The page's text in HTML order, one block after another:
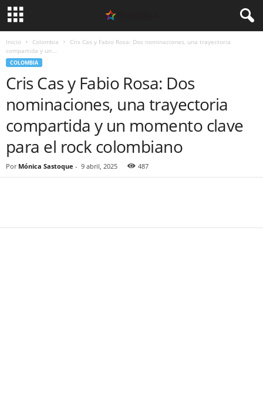
Inicio Colombia
Cris Cas y Fabio Rosa: Dos nominaciones, una trayectoria
compartida y un...
COLOMBIA
Cris Cas y Fabio Rosa: Dos
nominaciones, una trayectoria
compartida y un momento clave
para el rock colombiano
Por Mónica Sastoque - 9 abril, 2025 487